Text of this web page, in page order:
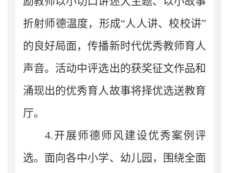
折射师德温度，形成“人人讲、校校讲”
的良好局面，传播新时代优秀教师育人
声音。活动中评选出的获奖征文作品和
涌现出的优秀育人故事将择优选送教育
厅。
4.开展师德师风建设优秀案例评
选。面向各中小学、 幼儿园 ，围绕全面